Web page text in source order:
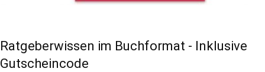
Ratgeberwissen im Buchformat - Inklusive
Gutscheincode